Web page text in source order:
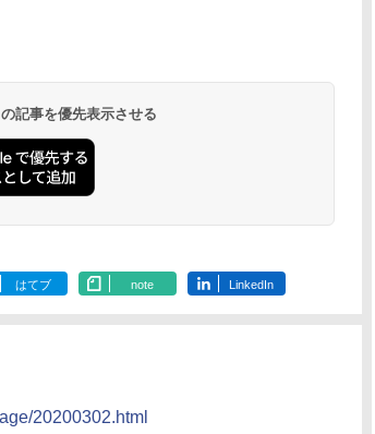
記事を優先表示させる
はてブ note LinkedIn
20200302.html